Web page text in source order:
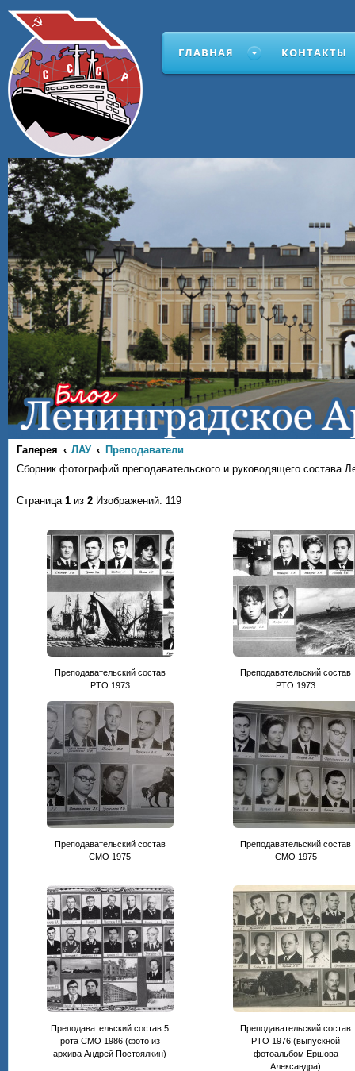
ГЛАВНАЯ КОНТАКТЫ
Галерея ЛАУ
Преподаватели
Сборник фотографий преподавательского и руководящего состава
Страница 1 из 2 Изображений: 119
Преподавательский состав
РТО 1973
Преподавательский состав
РТО 1973
Преподавательский состав
CМО 1975
Преподавательский состав
СМО 1975
Преподавательский состав 5
рота СМО 1986 (фото из
архива Андрей Постоялкин)
Преподавательский состав
РТО 1976 (выпускной
фотоальбом Ершова
Александра)